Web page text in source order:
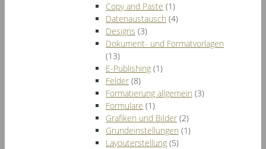
Copy and Paste (1)
Datenaustausch (4)
Designs (3)
Dokument- und Formatvorlagen
(13)
E-Publishing (1)
Felder (8)
Formatierung allgemein (3)
Formulare (1)
Grafiken und Bilder (2)
Grundeinstellungen (1)
Layouterstellung (5)